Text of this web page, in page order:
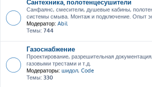
Сантехника, полотенцесушители
Санфаянс, смесители, душевые кабины,
системы смыва. Монтаж и подключение. Опыт
Модератор: Abil
Темы: 744
Газоснабжение
Проектирование, разрешительная
газовыми трестами и т.д.
Модераторы: шидол, Code
Темы: 330